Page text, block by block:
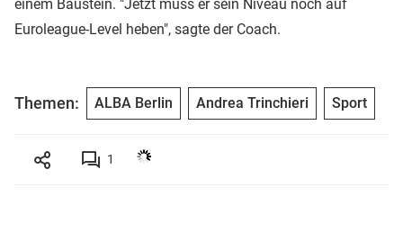
einem Baustein. "Jetzt muss er sein Niveau noch auf
Euroleague-Level heben", sagte der Coach.
Themen: ALBA Berlin Andrea Trinchieri Sport
1